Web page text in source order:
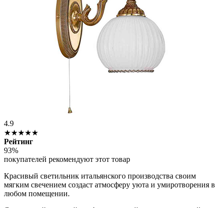
4.9
★★★★★
Рейтинг
93%
покупателей рекомендуют этот товар
Красивый светильник итальянского производства своим
мягким свечением создаст атмосферу уюта и умиротворения в
любом помещении.